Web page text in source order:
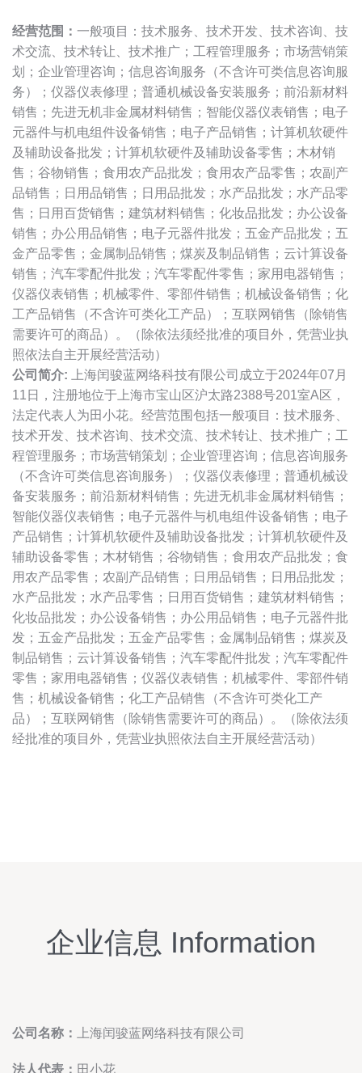
经营范围： 一般项目：技术服务、技术开发、技术咨询、技
术交流、技术转让、技术推广；工程管理服务；市场营销策
划；企业管理咨询；信息咨询服务（不含许可类信息咨询服
务）；仪器仪表修理；普通机械设备安装服务；前沿新材料
销售；先进无机非金属材料销售；智能仪器仪表销售；电子
元器件与机电组件设备销售；电子产品销售；计算机软硬件
及辅助设备批发；计算机软硬件及辅助设备零售；木材销
售；谷物销售；食用农产品批发；食用农产品零售；农副产
品销售；日用品销售；日用品批发；水产品批发；水产品零
售；日用百货销售；建筑材料销售；化妆品批发；办公设备
销售；办公用品销售；电子元器件批发；五金产品批发；五
金产品零售；金属制品销售；煤炭及制品销售；云计算设备
销售；汽车零配件批发；汽车零配件零售；家用电器销售；
仪器仪表销售；机械零件、零部件销售；机械设备销售；化
工产品销售（不含许可类化工产品）；互联网销售（除销售
需要许可的商品）。（除依法须经批准的项目外，凭营业执
照依法自主开展经营活动）
公司简介: 上海闰骏蓝网络科技有限公司成立于2024年07月
11日，注册地位于上海市宝山区沪太路2388号201室A区，
法定代表人为田小花。经营范围包括一般项目：技术服务、
技术开发、技术咨询、技术交流、技术转让、技术推广；工
程管理服务；市场营销策划；企业管理咨询；信息咨询服务
（不含许可类信息咨询服务）；仪器仪表修理；普通机械设
备安装服务；前沿新材料销售；先进无机非金属材料销售；
智能仪器仪表销售；电子元器件与机电组件设备销售；电子
产品销售；计算机软硬件及辅助设备批发；计算机软硬件及
辅助设备零售；木材销售；谷物销售；食用农产品批发；食
用农产品零售；农副产品销售；日用品销售；日用品批发；
水产品批发；水产品零售；日用百货销售；建筑材料销售；
化妆品批发；办公设备销售；办公用品销售；电子元器件批
发；五金产品批发；五金产品零售；金属制品销售；煤炭及
制品销售；云计算设备销售；汽车零配件批发；汽车零配件
零售；家用电器销售；仪器仪表销售；机械零件、零部件销
售；机械设备销售；化工产品销售（不含许可类化工产
品）；互联网销售（除销售需要许可的商品）。（除依法须
经批准的项目外，凭营业执照依法自主开展经营活动）
企业信息 Information
公司名称： 上海闰骏蓝网络科技有限公司
法人代表： 田小花